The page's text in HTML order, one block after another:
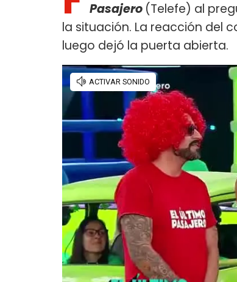
Pasajero (Telefe) al
la situación. La reacción del
luego dejó la puerta abierta.